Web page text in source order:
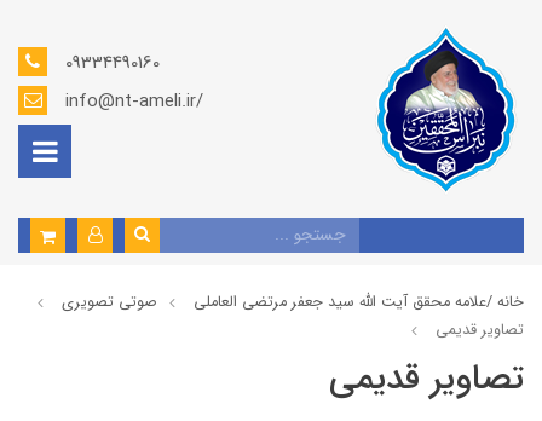
09334490160
info@nt-ameli.ir/
خانه /علامه محقق آیت الله سید جعفر مرتضی العاملی
صوتي تصويري
تصاویر قديمي
تصاویر قديمي